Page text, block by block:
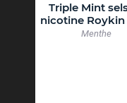
Triple Mint
nicotine Roykin
Menthe